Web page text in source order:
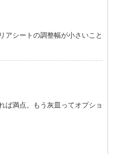
アシートの調整幅が小さいこと
ば満点。もう灰皿ってオプショ